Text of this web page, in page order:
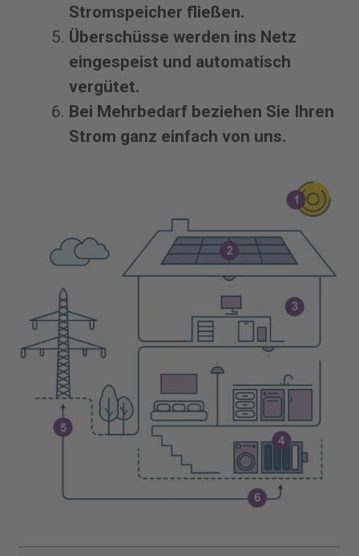
Stromspeicher fließen.
Überschüsse werden ins Netz
eingespeist und automatisch
vergütet.
Bei Mehrbedarf beziehen Sie Ihren
Strom ganz einfach von uns.